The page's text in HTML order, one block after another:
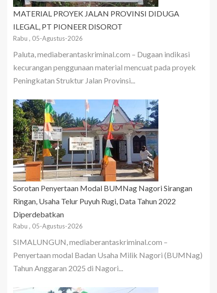
MATERIAL PROYEK JALAN PROVINSI DIDUGA
ILEGAL, PT PIONEER DISOROT
Rabu , 05-Agustus-2026
Paluta, mediaberantaskriminal.com – Dugaan indikasi
kecurangan penggunaan material mencuat pada proyek
Peningkatan Struktur Jalan Provinsi...
Sorotan Penyertaan Modal BUMNag Nagori Sirangan
Ringan, Usaha Telur Puyuh Rugi, Data Tahun 2022
Diperdebatkan
Rabu , 05-Agustus-2026
SIMALUNGUN, mediaberantaskriminal.com –
Penyertaan modal Badan Usaha Milik Nagori (BUMNag)
Tahun Anggaran 2025 di Nagori...